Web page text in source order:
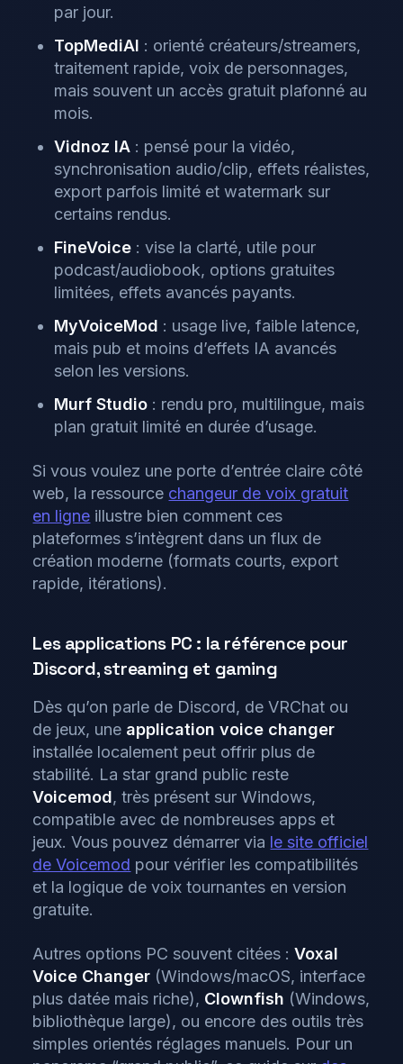
par jour.
TopMediAI : orienté créateurs/streamers,
traitement rapide, voix de personnages,
mais souvent un accès gratuit plafonné au
mois.
Vidnoz IA : pensé pour la vidéo,
synchronisation audio/clip, effets réalistes,
export parfois limité et watermark sur
certains rendus.
FineVoice : vise la clarté, utile pour
podcast/audiobook, options gratuites
limitées, effets avancés payants.
MyVoiceMod : usage live, faible latence,
mais pub et moins d’effets IA avancés
selon les versions.
Murf Studio : rendu pro, multilingue, mais
plan gratuit limité en durée d’usage.
Si vous voulez une porte d’entrée claire côté
web, la ressource changeur de voix gratuit
en ligne illustre bien comment ces
plateformes s’intègrent dans un flux de
création moderne (formats courts, export
rapide, itérations).
Les applications PC : la référence pour
Discord, streaming et gaming
Dès qu’on parle de Discord, de VRChat ou
de jeux, une application voice changer
installée localement peut offrir plus de
stabilité. La star grand public reste
Voicemod, très présent sur Windows,
compatible avec de nombreuses apps et
jeux. Vous pouvez démarrer via le site officiel
de Voicemod pour vérifier les compatibilités
et la logique de voix tournantes en version
gratuite.
Autres options PC souvent citées :Voxal
Voice Changer (Windows/macOS, interface
plus datée mais riche), Clownfish (Windows,
bibliothèque large), ou encore des outils très
simples orientés réglages manuels. Pour un